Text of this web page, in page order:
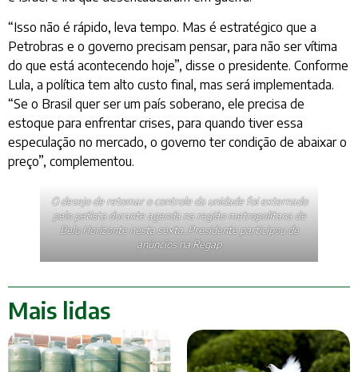
“Isso não é rápido, leva tempo. Mas é estratégico que a
Petrobras e o governo precisam pensar, para não ser vítima
do que está acontecendo hoje”, disse o presidente. Conforme
Lula, a política tem alto custo final, mas será implementada.
“Se o Brasil quer ser um país soberano, ele precisa de
estoque para enfrentar crises, para quando tiver essa
especulação no mercado, o governo ter condição de abaixar o
preço”, complementou.
O desejo de retomar o controle da unidade foi externado
pelo petista durante agenda na região metropolitana de
Belo Horizonte nesta sexta. Presidente participou de
anúncios na Regap
Mais lidas